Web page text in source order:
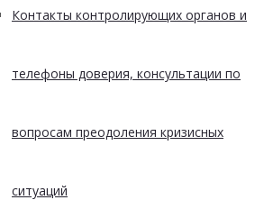
Контакты контролирующих органов и
телефоны доверия, консультации по
вопросам преодоления кризисных
ситуаций